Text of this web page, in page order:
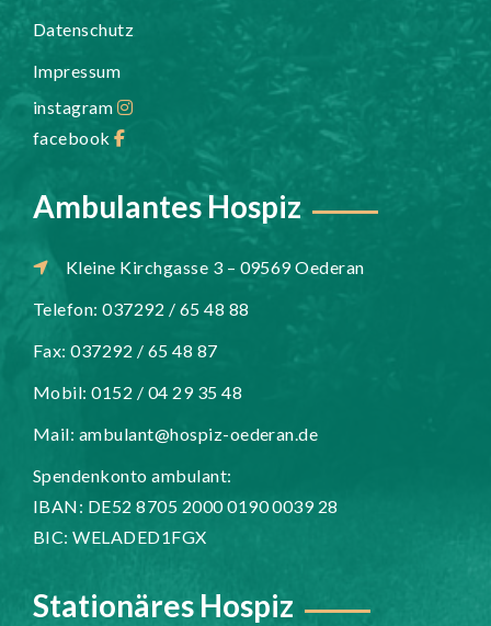
Datenschutz
Impressum
instagram
facebook
Ambulantes Hospiz
Kleine Kirchgasse 3 – 09569 Oederan
Telefon: 037292 / 65 48 88
Fax: 037292 / 65 48 87
Mobil: 0152 / 04 29 35 48
Mail: ambulant@hospiz-oederan.de
Spendenkonto ambulant:
IBAN: DE52 8705 2000 0190 0039 28
BIC: WELADED1FGX
Stationäres Hospiz